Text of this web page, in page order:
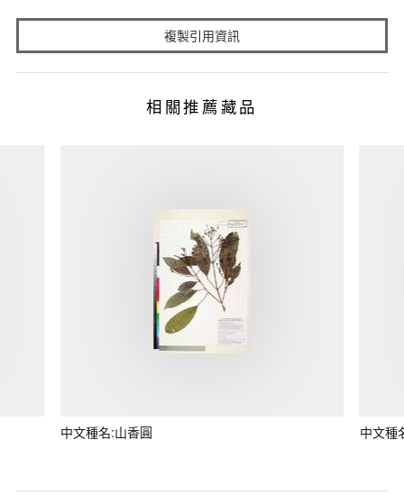
複製引用資訊
相關推薦藏品
中文種名:山香圓 中文種